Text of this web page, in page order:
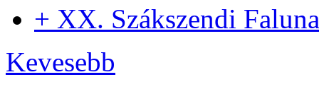
+ XX. Szákszendi
Kevesebb